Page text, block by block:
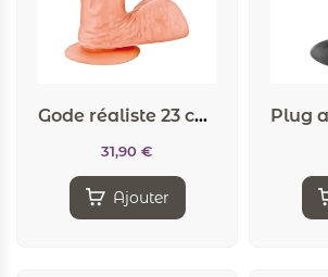
Gode réaliste 23 cm – Real Bruce
31,90 €
Ajouter